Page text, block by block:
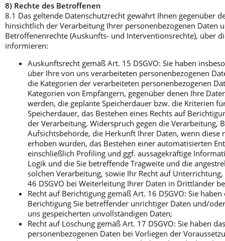
8) Rechte des Betroffenen
8.1 Das geltende Datenschutzrecht gewährt Ihnen gegenüber
hinsichtlich der Verarbeitung Ihrer personenbezogenen Daten
Betroffenenrechte (Auskunfts- und Interventionsrechte), über
informieren:
Auskunftsrecht gemäß Art. 15 DSGVO: Sie haben
über Ihre von uns verarbeiteten personenbezogenen
die Kategorien der verarbeiteten personenbezogenen
Kategorien von Empfängern, gegenüber denen Ihre
werden, die geplante Speicherdauer bzw. die Kriterien
Speicherdauer, das Bestehen eines Rechts auf
der Verarbeitung, Widerspruch gegen die Verarbeitung,
Aufsichtsbehörde, die Herkunft Ihrer Daten, wenn diese
erhoben wurden, das Bestehen einer automatisierten
einschließlich Profiling und ggf. aussagekräftige
Logik und die Sie betreffende Tragweite und die
solchen Verarbeitung, sowie Ihr Recht auf
46 DSGVO bei Weiterleitung Ihrer Daten in Drittländer
Recht auf Berichtigung gemäß Art. 16 DSGVO: Sie
Berichtigung Sie betreffender unrichtiger Daten und/
uns gespeicherten unvollständigen Daten;
Recht auf Löschung gemäß Art. 17 DSGVO: Sie haben
personenbezogenen Daten bei Vorliegen der